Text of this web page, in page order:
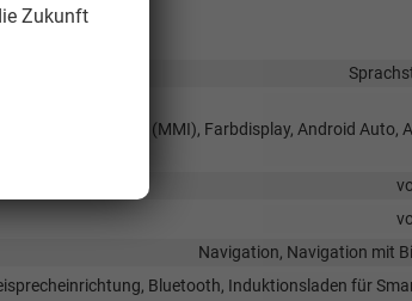
Media-Interface (MMI), Farbdisplay, Android Auto,
Navigation, Navigation mit
Bluetooth, Induktionsladen für
Zukunft